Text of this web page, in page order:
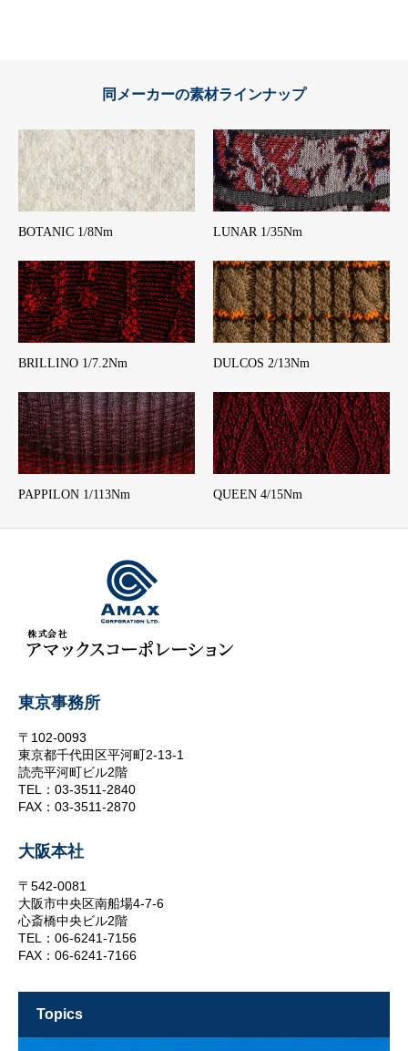
同メーカーの素材ラインナップ
BOTANIC 1/8Nm LUNAR 1/35Nm
BRILLINO 1/7.2Nm DULCOS 2/13Nm
PAPPILON 1/113Nm QUEEN 4/15Nm
東京事務所
〒102-0093
東京都千代田区平河町2-13-1
読売平河町ビル2階
TEL：03-3511-2840
FAX：03-3511-2870
大阪本社
〒542-0081
大阪市中央区南船場4-7-6
心斎橋中央ビル2階
TEL：06-6241-7156
FAX：06-6241-7166
topics